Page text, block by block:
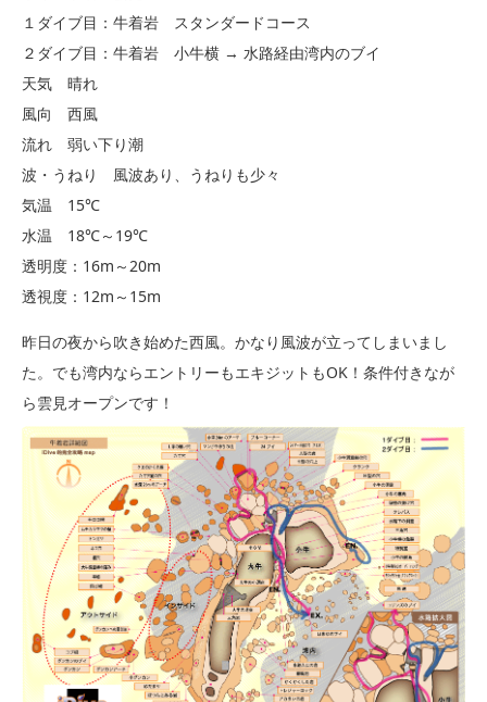
１ダイブ目：牛着岩 スタンダードコース
２ダイブ目：牛着岩 小牛横 → 水路経由湾内のブイ
天気 晴れ
風向 西風
流れ 弱い下り潮
波・うねり 風波あり、うねりも少々
気温 15℃
水温 18℃～19℃
透明度：16m～20m
透視度：12m～15m
昨日の夜から吹き始めた西風。かなり風波が立ってしまいまし
た。でも湾内ならエントリーもエキジットもOK！条件付きなが
ら雲見オープンです！